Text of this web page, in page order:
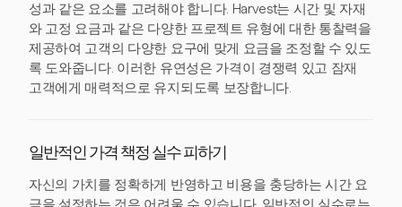
성과 같은 요소를 고려해야 합니다. Harvest는 시간 및 자재
와 고정 요금과 같은 다양한 프로젝트 유형에 대한 통찰력을
제공하여 고객의 다양한 요구에 맞게 요금을 조정할 수 있도
록 도와줍니다. 이러한 유연성은 가격이 경쟁력 있고 잠재
고객에게 매력적으로 유지되도록 보장합니다.
일반적인 가격 책정 실수 피하기
자신의 가치를 정확하게 반영하고 비용을 충당하는 시간 요